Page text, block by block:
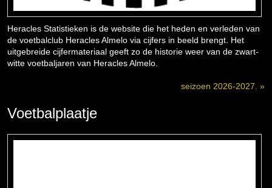
Heracles Statistieken is de website die het heden en verleden van
de voetbalclub Heracles Almelo via cijfers in beeld brengt. Het
uitgebreide cijfermateriaal geeft zo de historie weer van de zwart-
witte voetbaljaren van Heracles Almelo.
seizoen 2026-2027. »
Voetbalplaatje